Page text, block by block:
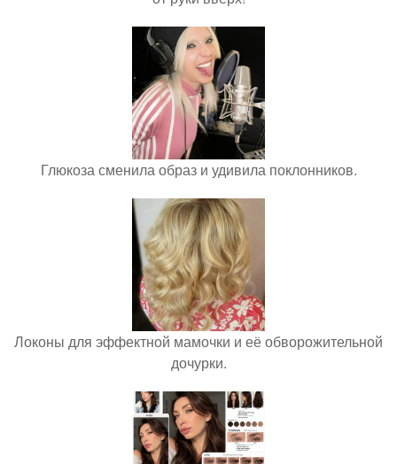
Глюкоза сменила образ и удивила поклонников.
Локоны для эффектной мамочки и её обворожительной
дочурки.